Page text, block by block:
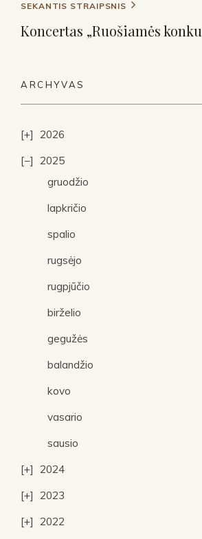
SEKANTIS STRAIPSNIS
Koncertas „Ruošiamės
ARCHYVAS
2026
2025
gruodžio
lapkričio
spalio
rugsėjo
rugpjūčio
birželio
gegužės
balandžio
kovo
vasario
sausio
2024
2023
2022